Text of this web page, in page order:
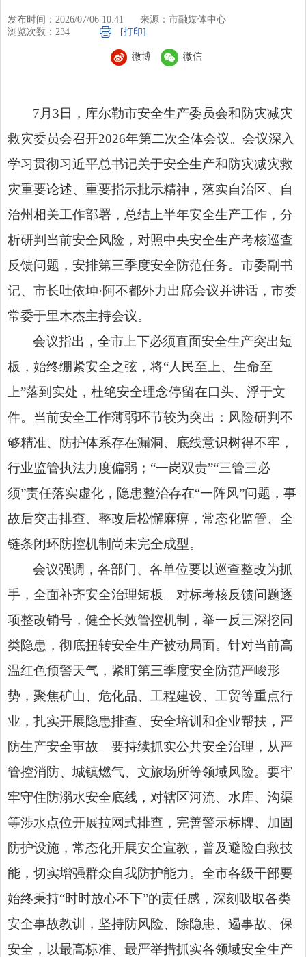
发布时间：2026/07/06 10:41
来源：市融媒体中心
浏览次数： 234 [打印]
微博 微信
7月3日，库尔勒市安全生产委员会和防灾减灾
救灾委员会召开2026年第二次全体会议。会议深入
学习贯彻习近平总书记关于安全生产和防灾减灾救
灾重要论述、重要指示批示精神，落实自治区、自
治州相关工作部署，总结上半年安全生产工作，分
析研判当前安全风险，对照中央安全生产考核巡查
反馈问题，安排第三季度安全防范任务。市委副书
记、市长吐依坤·阿不都外力出席会议并讲话，市委
常委于里木杰主持会议。
会议指出，全市上下必须直面安全生产突出短
板，始终绷紧安全之弦，将“人民至上、生命至
上”落到实处，杜绝安全理念停留在口头、浮于文
件。当前安全工作薄弱环节较为突出：风险研判不
够精准、防护体系存在漏洞、底线意识树得不牢，
行业监管执法力度偏弱；“一岗双责”“三管三必
须”责任落实虚化，隐患整治存在“一阵风”问题，事
故后突击排查、整改后松懈麻痹，常态化监管、全
链条闭环防控机制尚未完全成型。
会议强调，各部门、各单位要以巡查整改为抓
手，全面补齐安全治理短板。对标考核反馈问题逐
项整改销号，健全长效管控机制，举一反三深挖同
类隐患，彻底扭转安全生产被动局面。针对当前高
温红色预警天气，紧盯第三季度安全防范严峻形
势，聚焦矿山、危化品、工程建设、工贸等重点行
业，扎实开展隐患排查、安全培训和企业帮扶，严
防生产安全事故。要持续抓实公共安全治理，从严
管控消防、城镇燃气、文旅场所等领域风险。要牢
牢守住防溺水安全底线，对辖区河流、水库、沟渠
等涉水点位开展拉网式排查，完善警示标牌、加固
防护设施，常态化开展安全宣教，普及避险自救技
能，切实增强群众自我防护能力。全市各级干部要
始终秉持“时时放心不下”的责任感，深刻吸取各类
安全事故教训，坚持防风险、除隐患、遏事故、保
安全，以最高标准、最严举措抓实各领域安全生产